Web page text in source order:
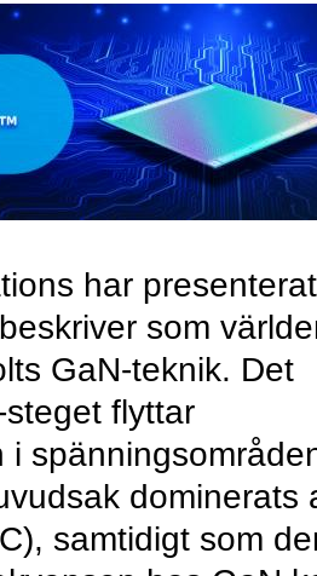
har presenterat
som
GaN-teknik. Det
flyttar
i
dominerats
samtidigt som